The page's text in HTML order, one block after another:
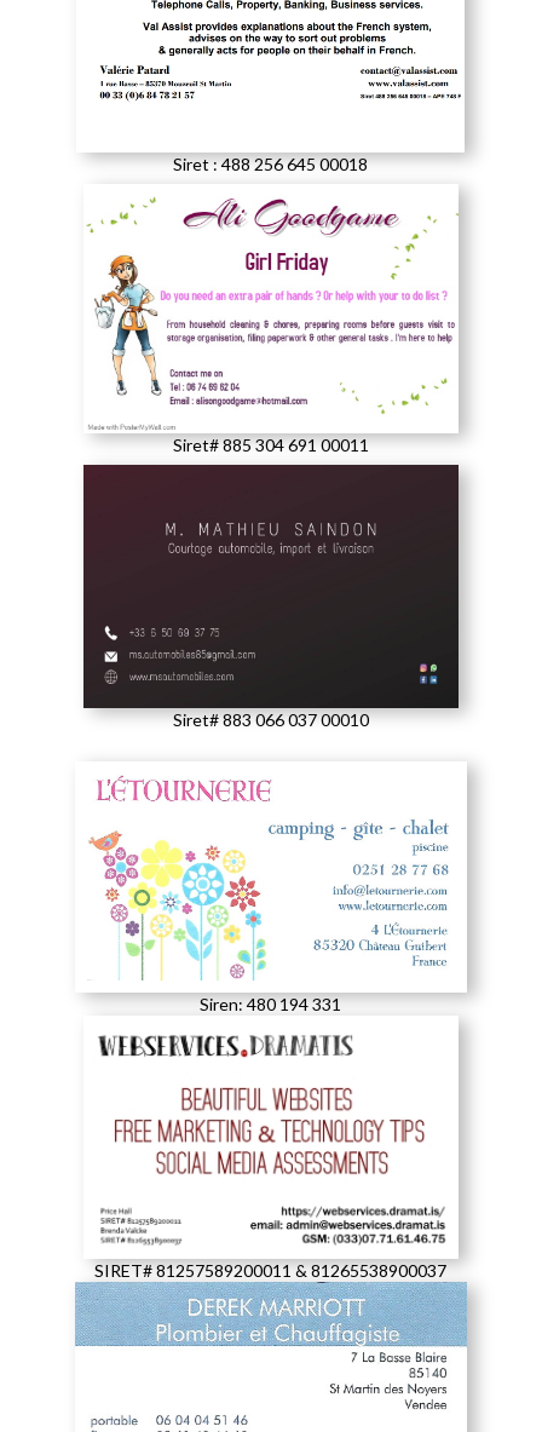
Siret : 488 256 645 00018
Siret# 885 304 691 00011
Siret# 883 066 037 00010
Siren: 480 194 331
SIRET# 81257589200011 & 81265538900037